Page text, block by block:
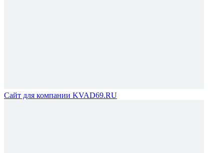
Сайт для компании KVAD69.RU